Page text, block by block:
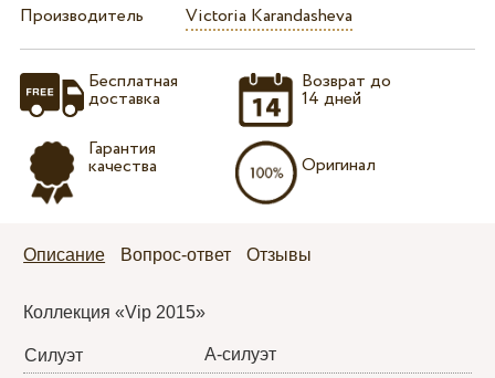
Производитель
Victoria Karandasheva
Бесплатная
доставка
Гарантия
качества
Возврат до
14 дней
Оригинал
Описание Вопрос-ответ Отзывы
Коллекция «Vip 2015»
Силуэт
А-силуэт